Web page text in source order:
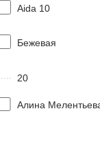
Aida 10
Бежевая
20
Алина